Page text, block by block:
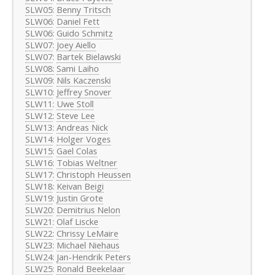
SLW05: Benny Tritsch
SLW06: Daniel Fett
SLW06: Guido Schmitz
SLW07: Joey Aiello
SLW07: Bartek Bielawski
SLW08: Sami Laiho
SLW09: Nils Kaczenski
SLW10: Jeffrey Snover
SLW11 : Uwe Stoll
SLW12: Steve Lee
SLW13: Andreas Nick
SLW14: Holger Voges
SLW15: Gael Colas
SLW16: Tobias Weltner
SLW17: Christoph Heussen
SLW18: Keivan Beigi
SLW19: Justin Grote
SLW20: Demitrius Nelon
SLW21 : Olaf Liscke
SLW22: Chrissy LeMaire
SLW23: Michael Niehaus
SLW24: Jan-Hendrik Peters
SLW25: Ronald Beekelaar